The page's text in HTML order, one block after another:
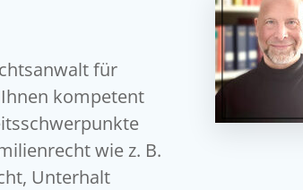
für
kompetent
wie z. B.
Unterhalt